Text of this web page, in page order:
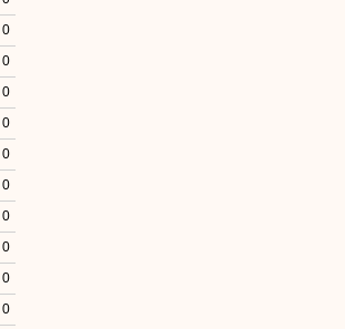
0
0
0
0
0
0
0
0
0
0